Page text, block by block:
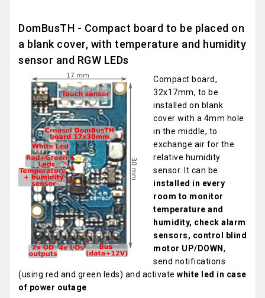
DomBusTH - Compact board to be placed on
a blank cover, with temperature and humidity
sensor and RGW LEDs
Compact board,
32x17mm, to be
installed on blank
cover with a 4mm hole
in the middle, to
exchange air for the
relative humidity
sensor. It can be
installed in every
room to monitor
temperature and
humidity, check alarm
sensors, control blind
motor UP/DOWN ,
send notifications
(using red and green leds) and activate white led in case
of power outage